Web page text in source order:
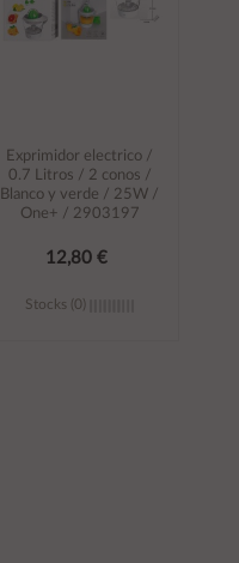
Exprimidor electrico /
0.7 Litros / 2 conos /
Blanco y verde / 25W /
One+ / 2903197
12,80 €
Stocks (0)